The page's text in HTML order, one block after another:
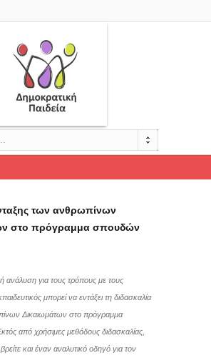
των ανθρωπίνων
στο πρόγραμμα σπουδών
ανάλυση για τους τρόπους με τους
μπορεί να εντάξει τη διδασκαλία
Δικαιωμάτων στο πρόγραμμα
από χρήσιμες μεθόδους διδασκαλίας,
και έναν αναλυτικό οδηγό για τον